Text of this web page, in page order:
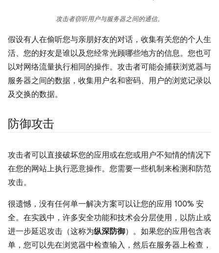
攻击者窃听用户与服务器之间的通信。
假设有人在偷听您与亲朋好友的对话，收集有关您的个人生
活、您的好友是谁以及您经常光顾哪些地方的信息。您也可
以对网络流量执行相同的操作。攻击者可能会捕获浏览器与
服务器之间的数据，收集用户名和密码、用户的浏览记录以
及交换的数据。
防御攻击
攻击者可以直接破坏您的应用或在您或用户不知情的情况下
在您的网站上执行恶意操作。您需要一些机制来检测和防范
攻击。
很遗憾，没有任何单一解决方案可以让您的应用 100% 安
全。在实践中，许多安全功能和技术会分层使用，以防止或
进一步延迟攻击（这称为纵深防御）。如果您的应用包含表
单，您可以先在浏览器中检查输入，然后在服务器上检查，